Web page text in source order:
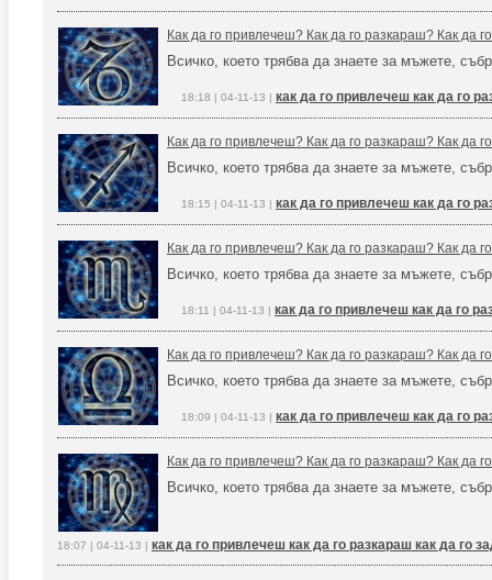
Как да го привлечеш? Как да го разкараш? Как да
Всичко, което трябва да знаете за мъжете,
18:18 | 04-11-13 | как да го привлечеш как да го
Как да го привлечеш? Как да го разкараш? Как да
Всичко, което трябва да знаете за мъжете,
18:15 | 04-11-13 | как да го привлечеш как да го
Как да го привлечеш? Как да го разкараш? Как да
Всичко, което трябва да знаете за мъжете,
18:11 | 04-11-13 | как да го привлечеш как да го
Как да го привлечеш? Как да го разкараш? Как да
Всичко, което трябва да знаете за мъжете,
18:09 | 04-11-13 | как да го привлечеш как да го
Как да го привлечеш? Как да го разкараш? Как да
Всичко, което трябва да знаете за мъжете,
18:07 | 04-11-13 | как да го привлечеш как да го разкараш как да го